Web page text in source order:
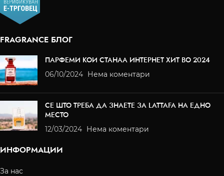
FRAGRANCE БЛОГ
ПАРФЕМИ КОИ СТАНАА ИНТЕРНЕТ ХИТ ВО 2024
06/10/2024 Нема коментари
СЕ ШТО ТРЕБА ДА ЗНАЕТЕ ЗА LATTAFA НА ЕДНО
МЕСТО
12/03/2024 Нема коментари
ИНФОРМАЦИИ
За нас